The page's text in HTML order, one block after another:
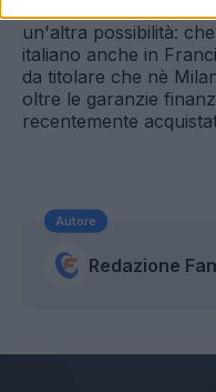
un'altra possibilità:
italiano anche in
da titolare che nè
oltre le garanzie
recentemente
Autore
Redazione